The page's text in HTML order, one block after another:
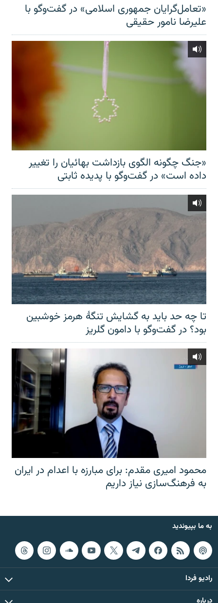
«تعامل‌گرایان جمهوری اسلامی» در گفت‌وگو با
علیرضا نامور حقیقی
«جنگ چگونه الگوی بازداشت بهائیان را تغییر
داده است» در گفت‌وگو با پدیده ثابتی
تا چه حد باید به گشایش تنگهٔ هرمز خوشبین
بود؟ در گفت‌وگو با دامون گلریز
محمود امیری مقدم: برای مبارزه با اعدام در ایران
به فرهنگ‌سازی نیاز داریم
به ما بپیوندید
رادیو فردا
درباره